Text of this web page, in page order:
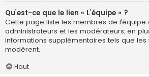
Qu’est-ce que le lien « L’équipe » ?
Cette page liste les membres de l’équipe
administrateurs et les modérateurs, en
informations supplémentaires tels que les
modèrent.
Haut